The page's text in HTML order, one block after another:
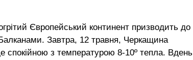
Європейський континент призводить до
Завтра, 12 травня, Черкащина
спокійною з температурою 8-10º тепла. Вдень